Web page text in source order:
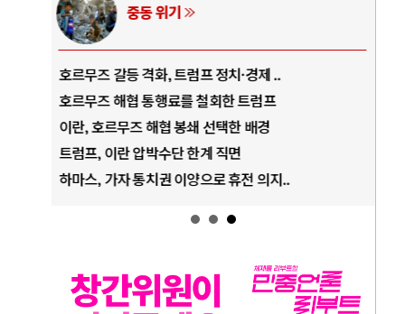
AI와 인간
중국 AI, 저가 공세로 글로벌 토큰 시..
AI 국부펀드 구상 놓고 미국 진보진영 ..
AI 데이터센터 반대 투쟁은 새로운 글로..
AI의 숨은 환경 비용: 데이터센터 확산..
AI는 어떻게 미국 민주주의를 잠식하고 ..